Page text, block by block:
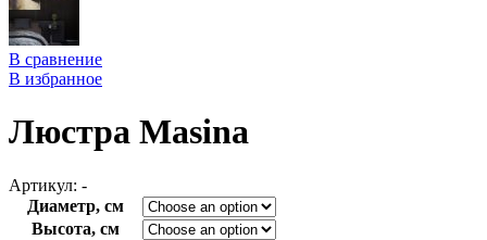
В сравнение
В избранное
Люстра Masina
Артикул: -
Диаметр, см
Высота, см